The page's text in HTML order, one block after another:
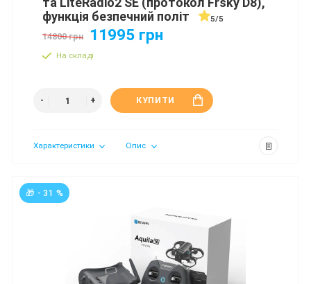
функція безпечний політ
5/5
14800 грн 11995 грн
На складі
КУПИТИ
Характеристики Опис
🎁 - 31 %